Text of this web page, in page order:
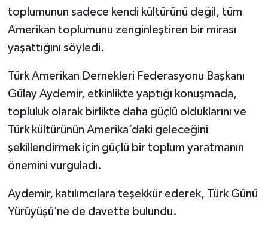
toplumunun sadece kendi kültürünü değil, tüm
Amerikan toplumunu zenginleştiren bir mirası
yaşattığını söyledi.
Türk Amerikan Dernekleri Federasyonu Başkanı
Gülay Aydemir, etkinlikte yaptığı konuşmada,
topluluk olarak birlikte daha güçlü olduklarını ve
Türk kültürünün Amerika’daki geleceğini
şekillendirmek için güçlü bir toplum yaratmanın
önemini vurguladı.
Aydemir, katılımcılara teşekkür ederek, Türk Günü
Yürüyüşü’ne de davette bulundu.